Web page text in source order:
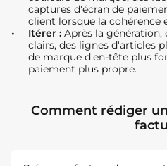
captures d'écran de
client lorsque la cohérence
Itérer : Après la génération,
clairs, des lignes d'articles
de marque d'en-tête plus
paiement plus propre.
Comment rédiger